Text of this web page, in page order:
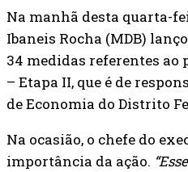
Na manhã desta quarta-
Ibaneis Rocha (MDB)
34 medidas referentes ao
– Etapa II, que é de
de Economia do Distrito
Na ocasião, o chefe do
importância da ação.